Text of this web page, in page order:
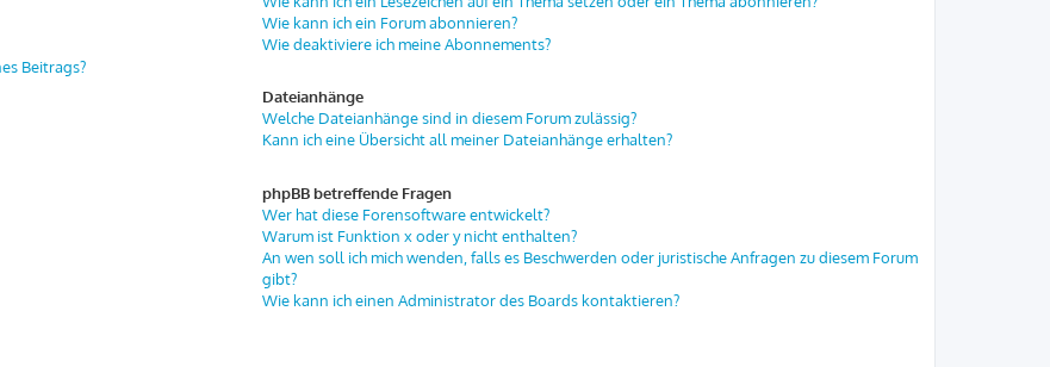
Beitrags?
Wie kann ich ein Forum abonnieren?
Wie deaktiviere ich meine Abonnements?
Dateianhänge
Welche Dateianhänge sind in diesem Forum zulässig?
Kann ich eine Übersicht all meiner Dateianhänge erhalten?
phpBB betreffende Fragen
Wer hat diese Forensoftware entwickelt?
Warum ist Funktion x oder y nicht enthalten?
An wen soll ich mich wenden, falls es Beschwerden oder juristische Anfragen zu diesem Forum
gibt?
Wie kann ich einen Administrator des Boards kontaktieren?